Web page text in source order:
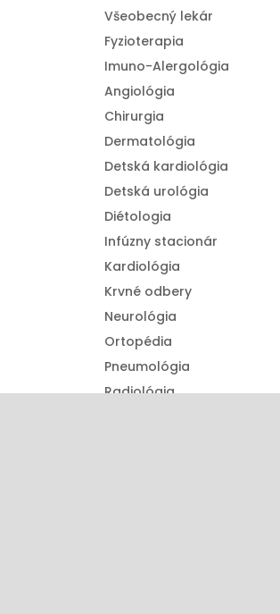
Všeobecný lekár
Fyzioterapia
Imuno-Alergológia
Angiológia
Chirurgia
Dermatológia
Detská kardiológia
Detská urológia
Diétologia
Infúzny stacionár
Kardiológia
Krvné odbery
Neurológia
Ortopédia
Pneumológia
Radiológia